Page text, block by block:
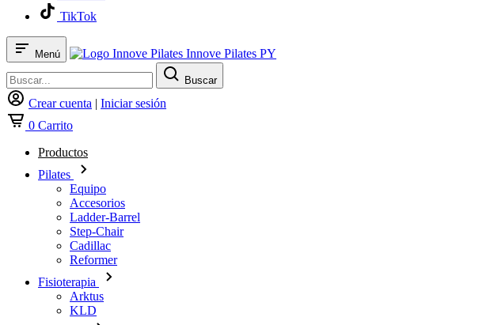
TikTok
Menú Innove Pilates PY
Buscar
Crear cuenta | Iniciar sesión
0 Carrito
Productos
Pilates
Equipo
Accesorios
Ladder-Barrel
Step-Chair
Cadillac
Reformer
Fisioterapia
Arktus
KLD